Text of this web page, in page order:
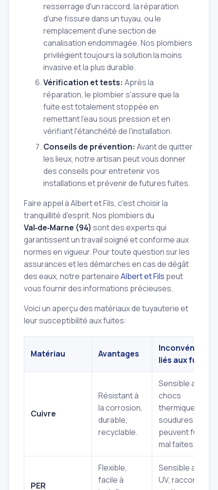
resserrage d'un raccord, la réparation
d'une fissure dans un tuyau, ou le
remplacement d'une section de
canalisation endommagée. Nos plombiers
privilégient toujours la solution la moins
invasive et la plus durable.
Vérification et tests: Après la
réparation, le plombier s'assure que la
fuite est totalement stoppée en
remettant l'eau sous pression et en
vérifiant l'étanchéité de l'installation.
Conseils de prévention: Avant de quitter
les lieux, notre artisan peut vous donner
des conseils pour entretenir vos
installations et prévenir de futures fuites.
Faire appel à Albert et Fils, c'est choisir la
tranquillité d'esprit. Nos plombiers du
Val‑de‑Marne (94) sont des experts qui
garantissent un travail soigné et conforme aux
normes en vigueur. Pour toute question sur les
assurances et les démarches en cas de dégât
des eaux, notre partenaireAlbert et Fils peut
vous fournir des informations précieuses.
Voici un aperçu des matériaux de tuyauterie et
leur susceptibilité aux fuites:
Matériau Avantages
Inconvénients
liés aux fuites
Cuivre
Résistant à
la corrosion,
durable,
recyclable.
Sensible aux
chocs
thermiques,
soudures
peuvent fuir si
mal faites.
PER
Flexible,
facile à
Sensible aux
UV, raccords à